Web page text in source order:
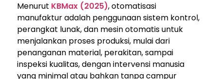
Menurut KBMax (2025), otomatisasi
manufaktur adalah penggunaan sistem kontrol,
perangkat lunak, dan mesin otomatis untuk
menjalankan proses produksi, mulai dari
penanganan material, perakitan, sampai
inspeksi kualitas, dengan intervensi manusia
yang minimal atau bahkan tanpa campur